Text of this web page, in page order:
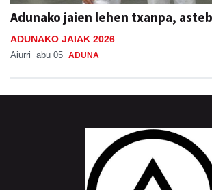
abu 05